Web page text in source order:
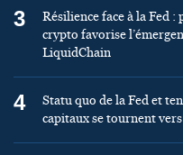
3
Résilience face à la Fed
crypto favorise
LiquidChain
4
Statu quo de la Fed et
capitaux se tournent